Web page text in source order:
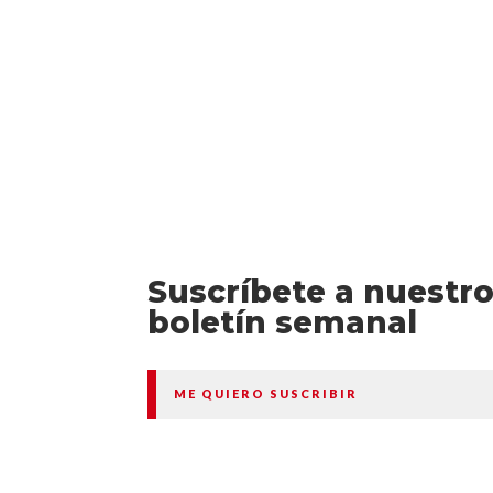
Suscríbete a
boletín semanal
ME QUIERO SUSCRIBIR